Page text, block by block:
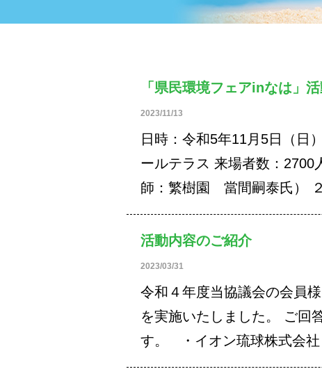
「県民環境フェアinなは」
2023/11/13
日時：令和5年11月5日（
ールテラス 来場者数：
師：繁樹園 當間嗣泰氏）
活動内容のご紹介
2023/03/31
令和４年度当協議会の会員
を実施いたしました。 ご回
す。 ・イオン琉球株式会